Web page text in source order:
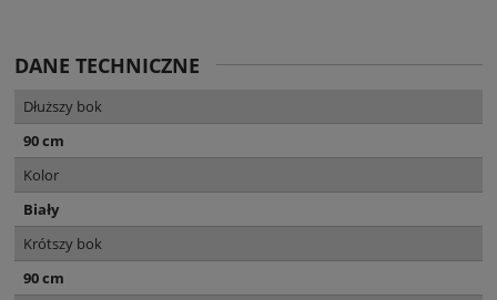
DANE TECHNICZNE
Dłuższy bok
90 cm
Kolor
Biały
Krótszy bok
90 cm